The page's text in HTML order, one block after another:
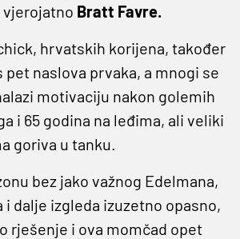
Bratt Favre.
hrvatskih korijena, također
pet naslova prvaka, a mnogi se
motivaciju nakon golemih
i 65 godina na leđima, ali veliki
goriva u tanku.
bez jako važnog Edelmana,
i dalje izgleda izuzetno opasno,
rješenje i ova momčad opet